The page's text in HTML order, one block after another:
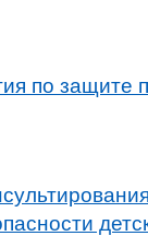
по защите